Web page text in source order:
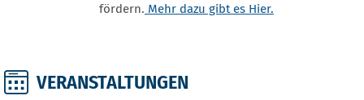
fördern. Mehr dazu gibt es Hier.
VERANSTALTUNGEN